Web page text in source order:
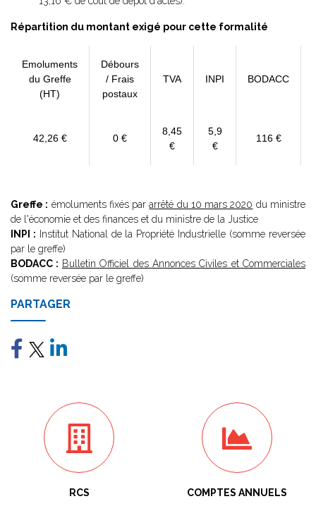
Répartition du montant exigé pour cette formalité
Emoluments
du Greffe
(HT)
Débours
/ Frais
postaux
TVA INPI BODACC
42,26 € 0 €
8,45
€
5,9
€
116 €
Greffe : émoluments fixés pararrêté du 10 mars 2020 du ministre
de l'économie et des finances et du ministre de la Justice
INPI : Institut National de la Propriété Industrielle (somme reversée
par le greffe)
BODACC : Bulletin Officiel des Annonces Civiles et Commerciales
(somme reversée par le greffe)
PARTAGER
RCS COMPTES ANNUELS